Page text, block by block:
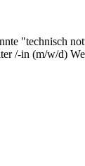
"technisch
/-in (m/w/d)